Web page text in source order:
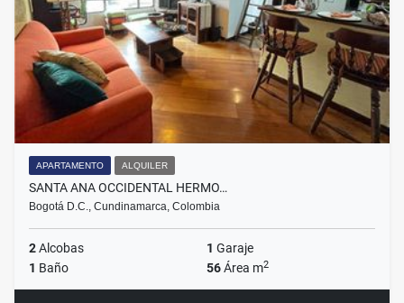
APARTAMENTO ALQUILER
SANTA ANA OCCIDENTAL HERMO…
Bogotá D.C., Cundinamarca, Colombia
2Alcobas 1 Garaje
1 Baño 56Área m2